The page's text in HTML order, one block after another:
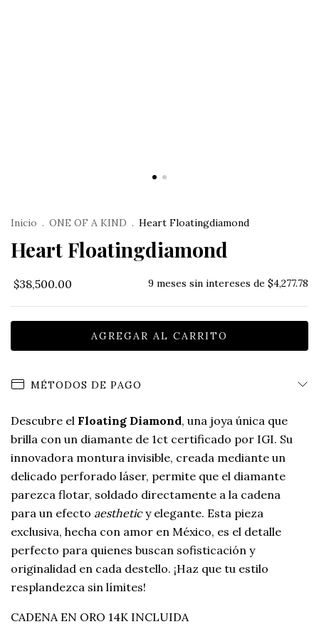
Inicio . ONE OF A KIND . Heart Floatingdiamond
Heart Floatingdiamond
$38,500.00 9 meses sin intereses de $4,277.78
MÉTODOS DE PAGO
Descubre el Floating Diamond, una joya única que
brilla con un diamante de 1ct certificado por IGI. Su
innovadora montura invisible, creada mediante un
delicado perforado láser, permite que el diamante
parezca flotar, soldado directamente a la cadena
para un efecto aestheticy elegante. Esta pieza
exclusiva, hecha con amor en México, es el detalle
perfecto para quienes buscan sofisticación y
originalidad en cada destello. ¡Haz que tu estilo
resplandezca sin límites!
CADENA EN ORO 14K INCLUIDA